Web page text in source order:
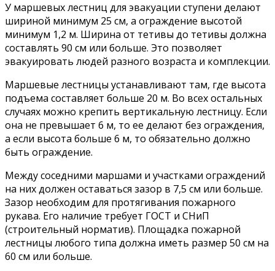
У маршевых лестниц для эвакуации ступени делают
шириной минимум 25 см, а ограждение высотой
минимум 1,2 м. Ширина от тетивы до тетивы должна
составлять 90 см или больше. Это позволяет
эвакуировать людей разного возраста и комплекции.
Маршевые лестницы устанавливают там, где высота
подъема составляет больше 20 м. Во всех остальных
случаях можно крепить вертикальную лестницу. Если
она не превышает 6 м, то ее делают без ограждения,
а если высота больше 6 м, то обязательно должно
быть ограждение.
Между соседними маршами и участками ограждений
на них должен оставаться зазор в 7,5 см или больше.
Зазор необходим для протягивания пожарного
рукава. Его наличие требует ГОСТ и СНиП
(строительный норматив). Площадка пожарной
лестницы любого типа должна иметь размер 50 см на
60 см или больше.